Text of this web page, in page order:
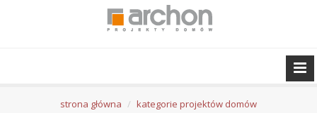
strona główna
kategorie projektów domów